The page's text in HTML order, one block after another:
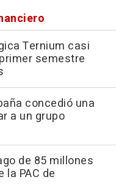
Ternium casi
semestre
concedió una
a un grupo
de 85 millones
PAC de